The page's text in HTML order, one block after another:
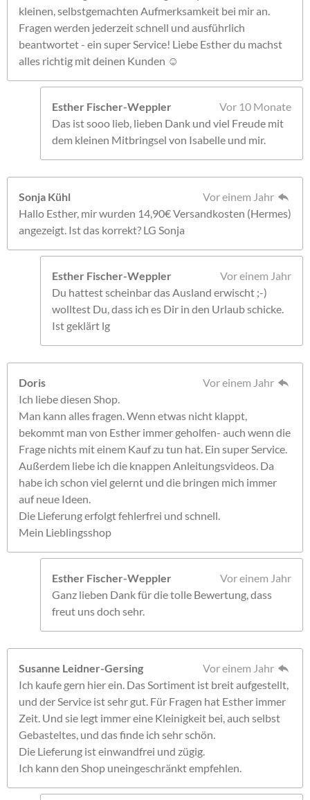
kleinen, selbstgemachten Aufmerksamkeit bei mir an.
Fragen werden jederzeit schnell und ausführlich
beantwortet - ein super Service! Liebe Esther du machst
alles richtig mit deinen Kunden ☺️
Esther Fischer-Weppler
Vor 10 Monate
Das ist sooo lieb, lieben Dank und viel Freude mit
dem kleinen Mitbringsel von Isabelle und mir.
Sonja Kühl
Vor einem Jahr
Hallo Esther, mir wurden 14,90€ Versandkosten (Hermes)
angezeigt. Ist das korrekt? LG Sonja
Esther Fischer-Weppler
Vor einem Jahr
Du hattest scheinbar das Ausland erwischt ;-)
wolltest Du, dass ich es Dir in den Urlaub schicke.
Ist geklärt lg
Doris
Vor einem Jahr
Ich liebe diesen Shop.
Man kann alles fragen. Wenn etwas nicht klappt,
bekommt man von Esther immer geholfen- auch wenn die
Frage nichts mit einem Kauf zu tun hat. Ein super Service.
Außerdem liebe ich die knappen Anleitungsvideos. Da
habe ich schon viel gelernt und die bringen mich immer
auf neue Ideen.
Die Lieferung erfolgt fehlerfrei und schnell.
Mein Lieblingsshop
Esther Fischer-Weppler
Vor einem Jahr
Ganz lieben Dank für die tolle Bewertung, dass
freut uns doch sehr.
Susanne Leidner-Gersing
Vor einem Jahr
Ich kaufe gern hier ein. Das Sortiment ist breit aufgestellt,
und der Service ist sehr gut. Für Fragen hat Esther immer
Zeit. Und sie legt immer eine Kleinigkeit bei, auch selbst
Gebasteltes, und das finde ich sehr schön.
Die Lieferung ist einwandfrei und zügig.
Ich kann den Shop uneingeschränkt empfehlen.